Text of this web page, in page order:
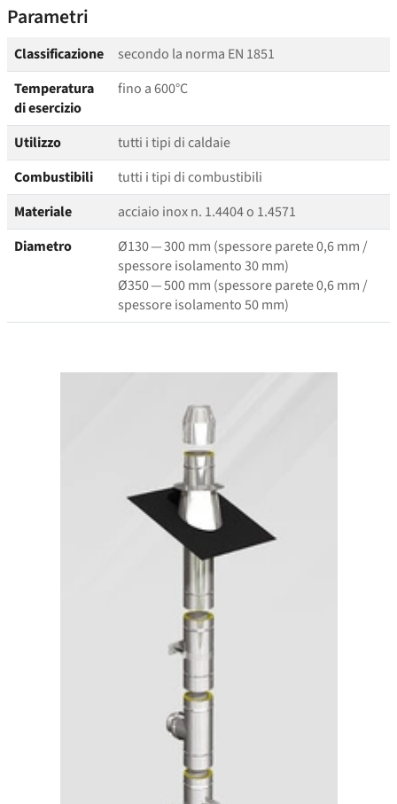
Parametri
Classificazione
secondo la norma EN 1851
Temperatura
di esercizio
fino a 600°C
Utilizzo
tutti i tipi di caldaie
Combustibili
tutti i tipi di combustibili
Materiale
acciaio inox n. 1.4404 o 1.4571
Diametro
Ø130 — 300 mm (spessore parete 0,6 mm /
spessore isolamento 30 mm)
Ø350 — 500 mm (spessore parete 0,6 mm /
spessore isolamento 50 mm)